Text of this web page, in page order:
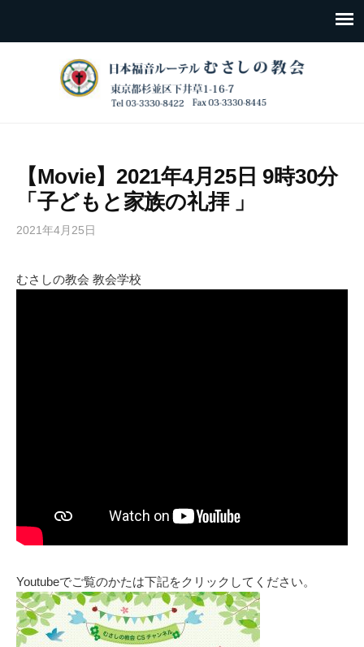
【Movie】2021年4月25日 9時30分
「子どもと家族の礼拝 」
2021年4月25日
むさしの教会 教会学校
Youtubeでご覧のかたは下記をクリックしてください。